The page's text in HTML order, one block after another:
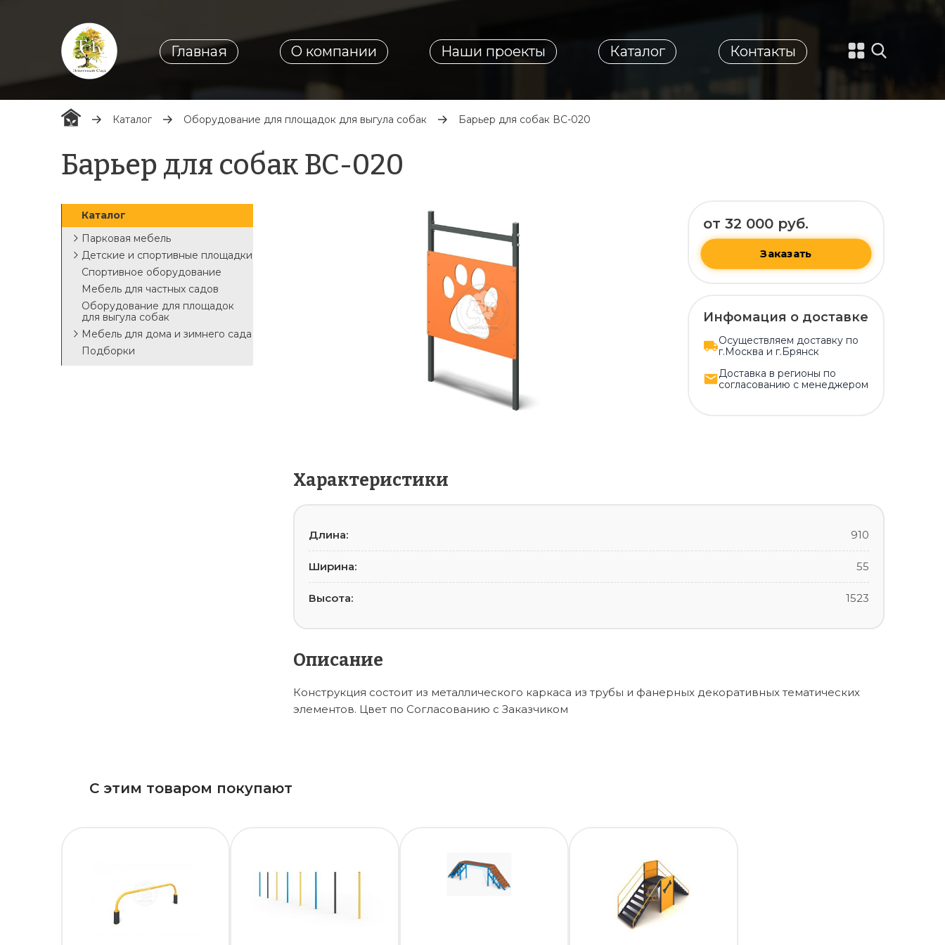
Главная О компании Наши проекты Каталог Контакты
Каталог Оборудование для площадок для выгула собак Барьер для собак ВС-020
Барьер для собак ВС-020
Каталог
Парковая мебель
Детские и спортивные площадки
Спортивное оборудование
Мебель для частных садов
Оборудование для площадок
для выгула собак
Мебель для дома и зимнего сада
Подборки
от 32 000 руб.
Заказать
Инфомация о доставке
Осуществляем доставку по
г.Москва и г.Брянск
Доставка в регионы по
согласованию с менеджером
Характеристики
Длина: 910
Ширина: 55
Высота: 1523
Описание
Конструкция состоит из металлического каркаса из трубы и фанерных декоративных тематических
элементов. Цвет по Согласованию с Заказчиком
С этим товаром покупают